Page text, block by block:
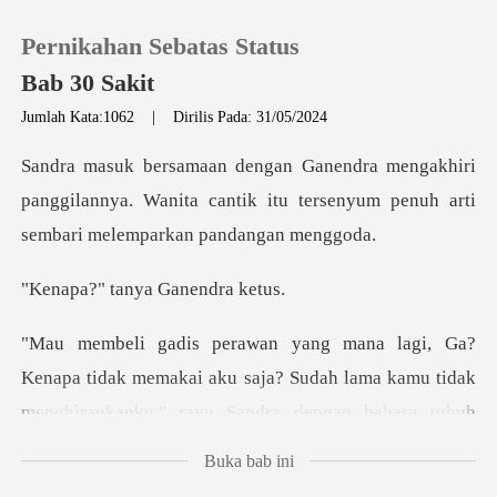
0
Pengisian Ulang
Riwayat Membaca
Pernikahan Sebatas Status
Bab 30 Sakit
Jumlah Kata:1062 |Dirilis Pada: 31/05/2024
ri
panggilannya. Wanita cantik itu tersenyum pe
tanya Gane
k memakai aku saja? Sudah lama kamu tidak
menghiraukanku,"
Buka bab ini